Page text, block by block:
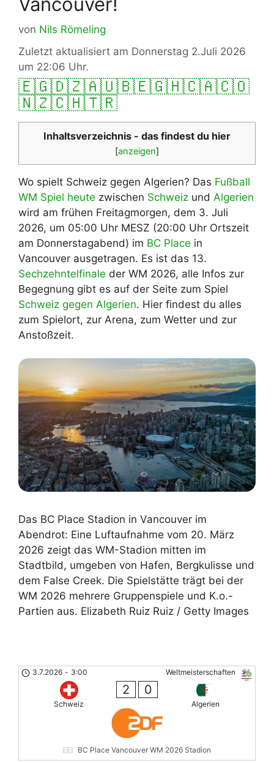
von Nils Römeling
Zuletzt aktualisiert am Donnerstag 2.Juli 2026
um 22:06 Uhr.
🇪🇬🇩🇿🇦🇺🇧🇪🇬🇭🇨🇦🇨🇴
🇳🇿🇨🇭🇹🇷
Inhaltsverzeichnis - das findest du hier
[anzeigen]
Wo spielt Schweiz gegen Algerien? Das Fußball
WM Spiel heute zwischen Schweiz und Algerien
wird am frühen Freitagmorgen, dem 3. Juli
2026, um 05:00 Uhr MESZ (20:00 Uhr Ortszeit
am Donnerstagabend) im BC Place in
Vancouver ausgetragen. Es ist das 13.
Sechzehntelfinale der WM 2026, alle Infos zur
Begegnung gibt es auf der Seite zum Spiel
Schweiz gegen Algerien. Hier findest du alles
zum Spielort, zur Arena, zum Wetter und zur
Anstoßzeit.
Das BC Place Stadion in Vancouver im
Abendrot: Eine Luftaufnahme vom 20. März
2026 zeigt das WM-Stadion mitten im
Stadtbild, umgeben von Hafen, Bergkulisse und
dem False Creek. Die Spielstätte trägt bei der
WM 2026 mehrere Gruppenspiele und K.o.-
Partien aus. Elizabeth Ruiz Ruiz / Getty Images
Weltmeisterschaften
3.7.2026 - 3:00
Schweiz
2 0
Algerien
BC Place Vancouver WM 2026 Stadion